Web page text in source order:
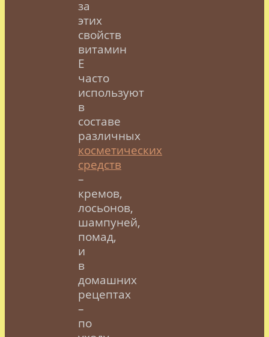
за
этих
свойств
витамин
Е
часто
используют
в
составе
различных
косметических
средств
–
кремов,
лосьонов,
шампуней,
помад,
и
в
домашних
рецептах
–
по